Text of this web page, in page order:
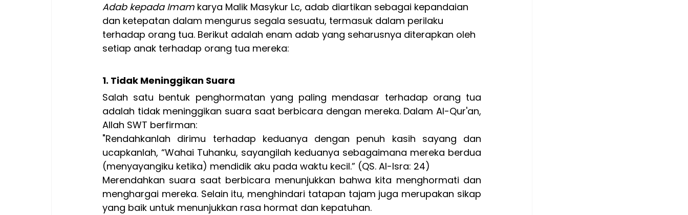
Adab kepada Imam karya Malik Masykur Lc, adab diartikan sebagai kepandaian
dan ketepatan dalam mengurus segala sesuatu, termasuk dalam perilaku
terhadap orang tua. Berikut adalah enam adab yang seharusnya diterapkan oleh
setiap anak terhadap orang tua mereka:
1. Tidak Meninggikan Suara
Salah satu bentuk penghormatan yang paling mendasar terhadap orang tua
adalah tidak meninggikan suara saat berbicara dengan mereka. Dalam Al-Qur'an,
Allah SWT berfirman:
"Rendahkanlah dirimu terhadap keduanya dengan penuh kasih sayang dan
ucapkanlah, “Wahai Tuhanku, sayangilah keduanya sebagaimana mereka berdua
(menyayangiku ketika) mendidik aku pada waktu kecil.” (QS. Al-Isra: 24)
Merendahkan suara saat berbicara menunjukkan bahwa kita menghormati dan
menghargai mereka. Selain itu, menghindari tatapan tajam juga merupakan sikap
yang baik untuk menunjukkan rasa hormat dan kepatuhan.